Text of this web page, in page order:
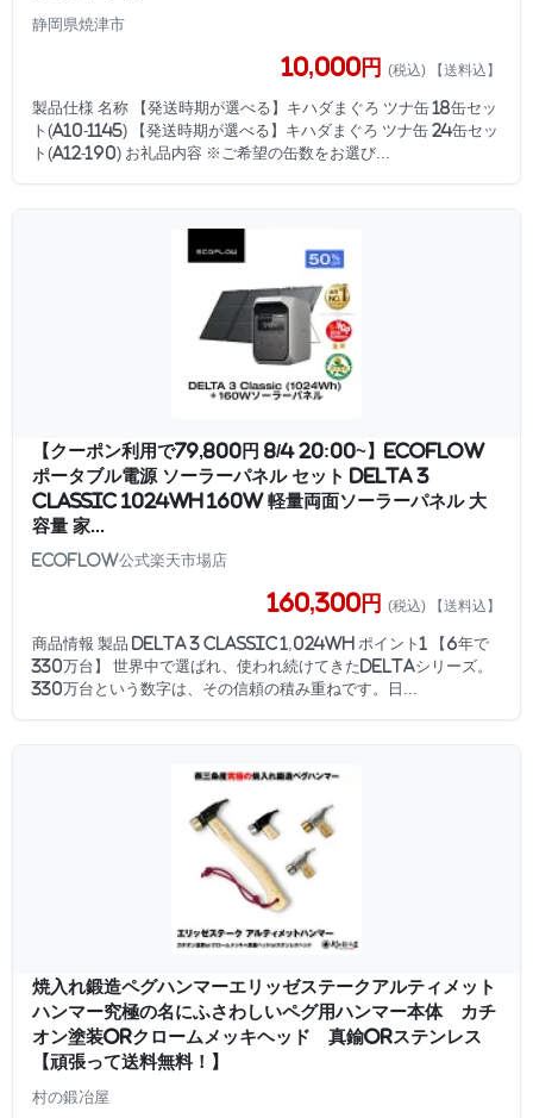
静岡県焼津市
10,000円 (税込) 【送料込】
製品仕様 名称 【発送時期が選べる】キハダまぐろ ツナ缶 18缶セッ
ト(a10-1145) 【発送時期が選べる】キハダまぐろ ツナ缶 24缶セッ
ト(a12-190) お礼品内容 ※ご希望の缶数をお選び...
【クーポン利用で79,800円 8/4 20:00~】EcoFlow
ポータブル電源 ソーラーパネル セット DELTA 3
Classic 1024Wh 160W 軽量両面ソーラーパネル 大
容量 家...
EcoFlow公式楽天市場店
160,300円 (税込) 【送料込】
商品情報 製品 DELTA 3 Classic 1,024Wh ポイント1 【6年で
330万台】 世界中で選ばれ、使われ続けてきたDELTAシリーズ。
330万台という数字は、その信頼の積み重ねです。日...
焼入れ鍛造ペグハンマーエリッゼステークアルティメット
ハンマー究極の名にふさわしいペグ用ハンマー本体 カチ
オン塗装orクロームメッキヘッド 真鍮orステンレス
【頑張って送料無料！】
村の鍛冶屋